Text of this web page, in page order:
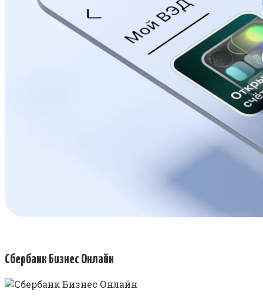
Сбербанк Бизнес Онлайн